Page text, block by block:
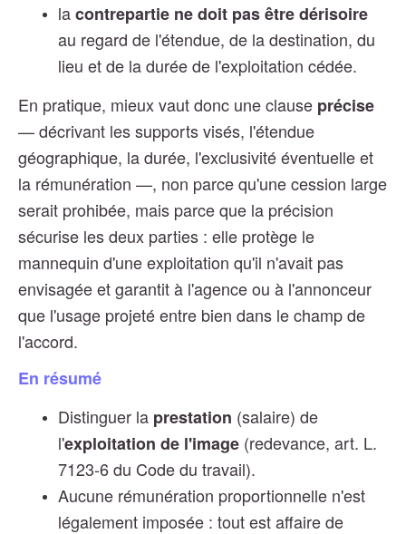
lacontrepartie ne doit pas être dérisoire
au regard de l'étendue, de la destination, du
lieu et de la durée de l'exploitation cédée.
En pratique, mieux vaut donc une clause précise
— décrivant les supports visés, l'étendue
géographique, la durée, l'exclusivité éventuelle et
la rémunération —, non parce qu'une cession large
serait prohibée, mais parce que la précision
sécurise les deux parties : elle protège le
mannequin d'une exploitation qu'il n'avait pas
envisagée et garantit à l'agence ou à l'annonceur
que l'usage projeté entre bien dans le champ de
l'accord.
En résumé
Distinguer la prestation (salaire) de
l'exploitation de l'image (redevance, art. L.
7123-6 du Code du travail).
Aucune rémunération proportionnelle n'est
légalement imposée : tout est affaire de